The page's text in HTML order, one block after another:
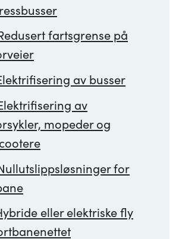
fartsgrense på
av busser
av
mopeder og
for
eller elektriske fly